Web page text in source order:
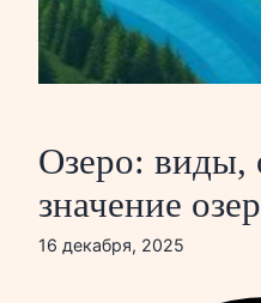
Озеро: виды,
значение
16 декабря, 2025